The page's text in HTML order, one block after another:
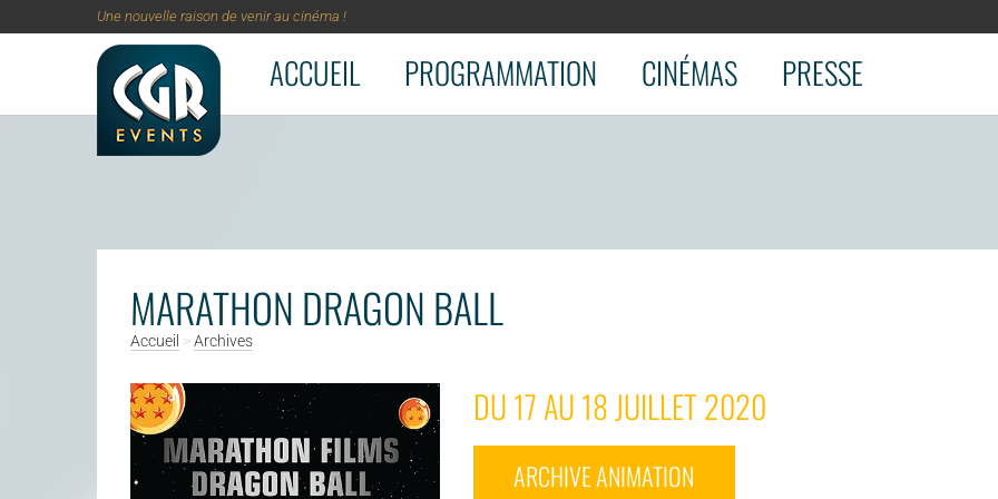
Aller au contenu principal
Une nouvelle raison de venir au cinéma !
ACCUEIL PROGRAMMATION CINÉMAS PRESSE
MARATHON DRAGON BALL
Accueil >Archives
DU 17 AU 18 JUILLET 2020
ARCHIVE ANIMATION